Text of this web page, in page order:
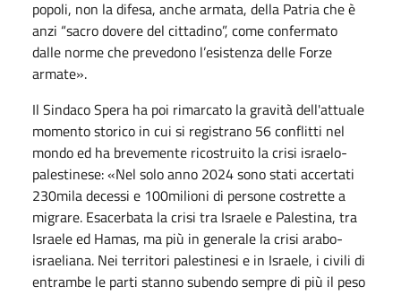
popoli, non la difesa, anche armata, della Patria che è
anzi “sacro dovere del cittadino”, come confermato
dalle norme che prevedono l’esistenza delle Forze
armate».
Il Sindaco Spera ha poi rimarcato la gravità dell'attuale
momento storico in cui si registrano 56 conflitti nel
mondo ed ha brevemente ricostruito la crisi israelo-
palestinese: «Nel solo anno 2024 sono stati accertati
230mila decessi e 100milioni di persone costrette a
migrare. Esacerbata la crisi tra Israele e Palestina, tra
Israele ed Hamas, ma più in generale la crisi arabo-
israeliana. Nei territori palestinesi e in Israele, i civili di
entrambe le parti stanno subendo sempre di più il peso